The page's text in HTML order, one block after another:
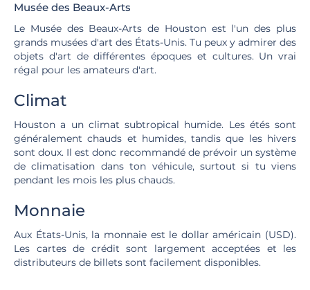
Musée des Beaux-Arts
Le Musée des Beaux-Arts de Houston est l'un des plus
grands musées d'art des États-Unis. Tu peux y admirer des
objets d'art de différentes époques et cultures. Un vrai
régal pour les amateurs d'art.
Climat
Houston a un climat subtropical humide. Les étés sont
généralement chauds et humides, tandis que les hivers
sont doux. Il est donc recommandé de prévoir un système
de climatisation dans ton véhicule, surtout si tu viens
pendant les mois les plus chauds.
Monnaie
Aux États-Unis, la monnaie est le dollar américain (USD).
Les cartes de crédit sont largement acceptées et les
distributeurs de billets sont facilement disponibles.